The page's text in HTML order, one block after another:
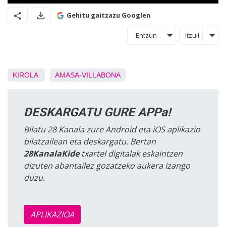
Gehitu gaitzazu Googlen
Entzun Itzuli
KIROLA AMASA-VILLABONA
DESKARGATU GURE APPa!
Bilatu 28 Kanala zure Android eta iOS aplikazio
bilatzailean eta deskargatu. Bertan
28KanalaKidetxartel digitalak eskaintzen
dizuten abantailez gozatzeko aukera izango
duzu.
APLIKAZIOA